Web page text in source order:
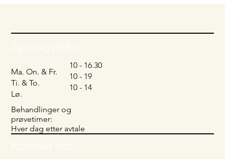
Ma. On. & Fr.
Ti. & To.
Lø.
10 - 16.30
10 - 19
10 - 14
Behandlinger og
prøvetimer:
Hver dag etter avtale